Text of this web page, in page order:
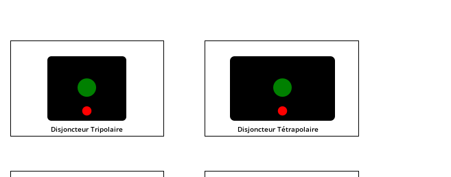
Disjoncteur Tripolaire Disjoncteur Tétrapolaire